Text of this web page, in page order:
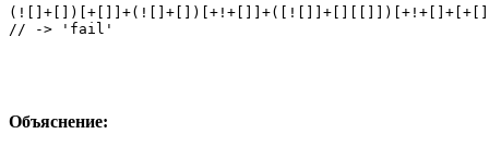
// -> 'fail'
Объяснение: